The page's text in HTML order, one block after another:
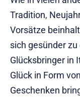
Tradition,
Vorsätze
sich gesünder
Glücksbringer in
Glück in Form
Geschenken